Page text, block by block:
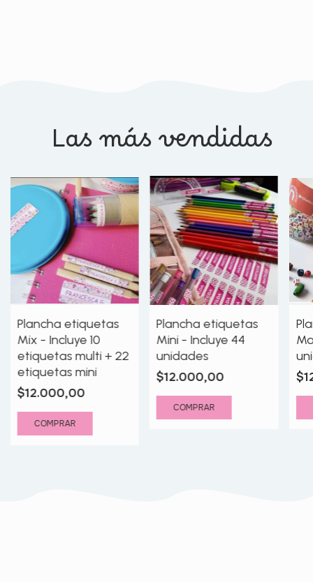
Las más vendidas
Plancha etiquetas
Mix - Incluye 10
etiquetas multi + 22
etiquetas mini
$12.000,00
Plancha etiquetas
Mini - Incluye 44
unidades
$12.000,00